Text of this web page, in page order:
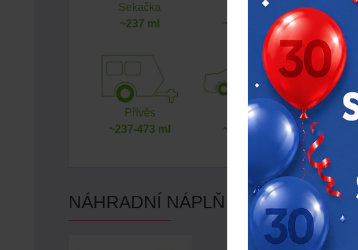
Sekačka
~237 ml
ATV
~473-710 ml
Přívěs
~237-473 ml
Auto
~473-504 ml
NÁHRADNÍ NÁPLŇ PRO: